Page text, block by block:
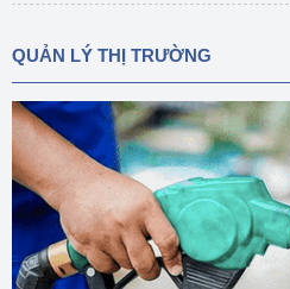
QUẢN LÝ THỊ TRƯỜNG